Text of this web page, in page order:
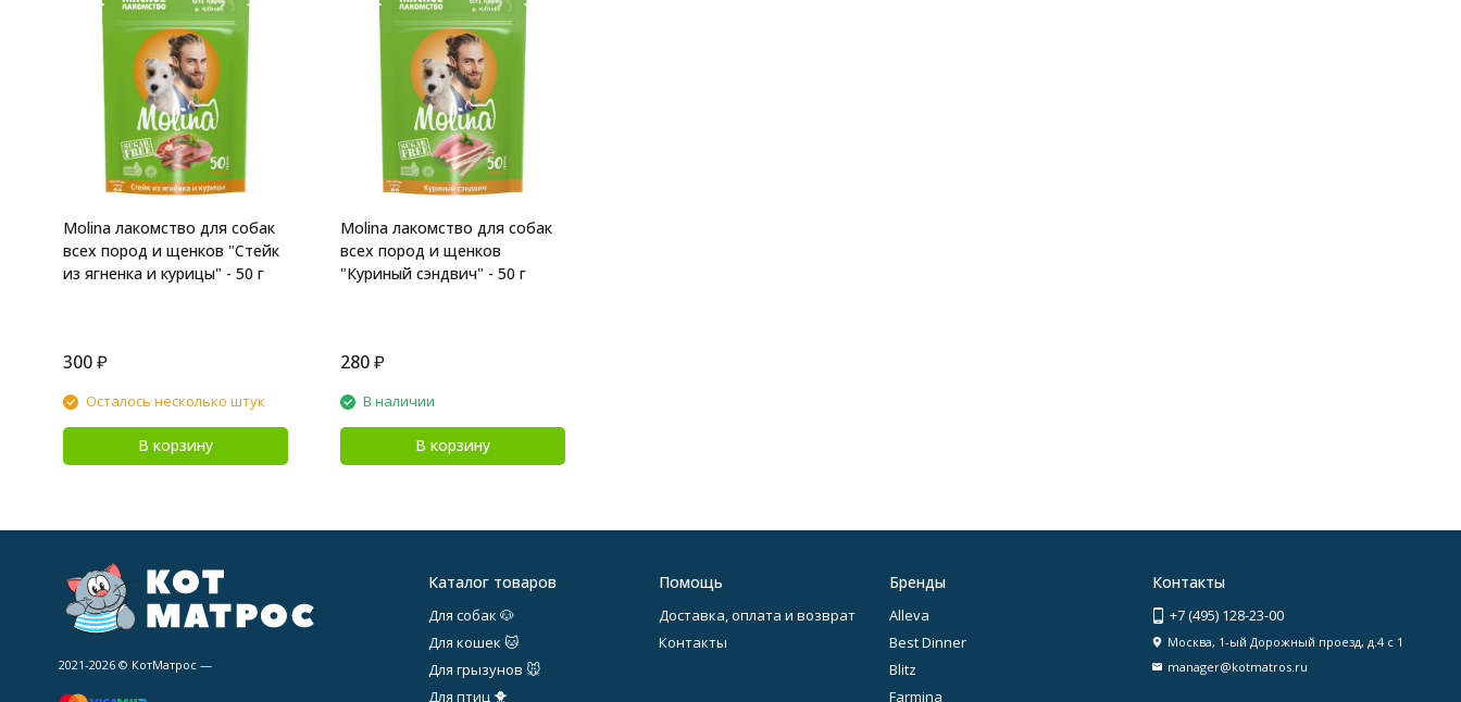
Molina лакомство для собак
всех пород и щенков "Стейк
из ягненка и курицы" - 50 г
300 ₽
Осталось несколько штук
В корзину
Molina лакомство для собак
всех пород и щенков
"Куриный сэндвич" - 50 г
280₽
В наличии
В корзину
2021-2026 © КотМатрос —
Каталог товаров
Для собак 🐶
Для кошек 🐱
Для грызунов 🐭
Для птиц 🐥
Помощь
Доставка, оплата и возврат
Контакты
Бренды
Alleva
Best Dinner
Blitz
Farmina
Контакты
+7 (495) 128-23-00
Москва, 1-ый Дорожный проезд, д.4 с 1
manager@kotmatros.ru